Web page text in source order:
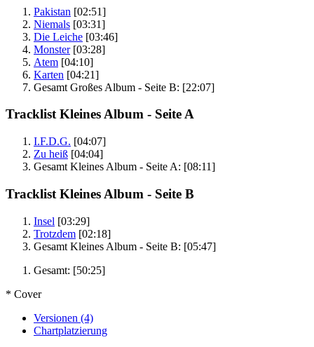
Pakistan [02:51]
Niemals [03:31]
Die Leiche [03:46]
Monster [03:28]
Atem [04:10]
Karten [04:21]
Gesamt Großes Album - Seite B: [22:07]
Tracklist Kleines Album - Seite A
I.F.D.G. [04:07]
Zu heiß [04:04]
Gesamt Kleines Album - Seite A: [08:11]
Tracklist Kleines Album - Seite B
Insel [03:29]
Trotzdem [02:18]
Gesamt Kleines Album - Seite B: [05:47]
Gesamt: [50:25]
* Cover
Versionen (4)
Chartplatzierung